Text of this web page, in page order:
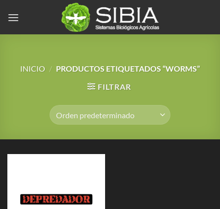
INICIO / PRODUCTOS ETIQUETADOS “WORMS”
FILTRAR